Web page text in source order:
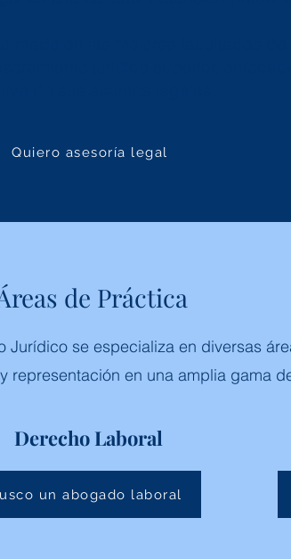
Quiero asesoría legal
de Práctica
Jurídico se especializa en diversas
representación en una amplia gama
Derecho Laboral
un abogado laboral